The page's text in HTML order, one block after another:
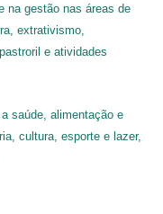
na gestão nas áreas de
extrativismo,
e atividades
saúde, alimentação e
cultura, esporte e lazer,